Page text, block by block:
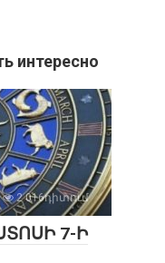
интересно
2 016դիտում
7-Ի